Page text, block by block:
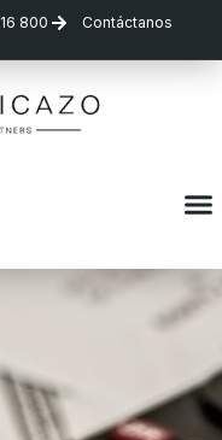
800 Contáctanos